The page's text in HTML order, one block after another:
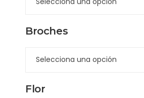
Broches
Flor